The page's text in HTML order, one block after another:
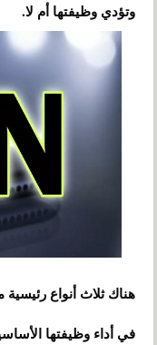
وتؤدي وظيفتها أم لا.
في أداء وظيفتها